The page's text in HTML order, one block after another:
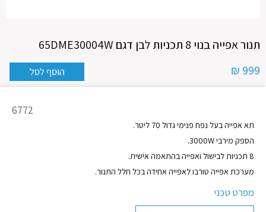
תנור אפייה בנוי 8 תכניות לבן דגם 65DME30004W
999 ₪
מק"ט
6772
תא אפייה בעל נפח פנימי גדול 70 ליטר.
הספק מירבי 3000W.
8 תכניות לבישול ואפייה בהתאמה אישית.
מערכת אפייה טורבו לאפייה אחידה בכל חלל התנור.
מפרט טכני